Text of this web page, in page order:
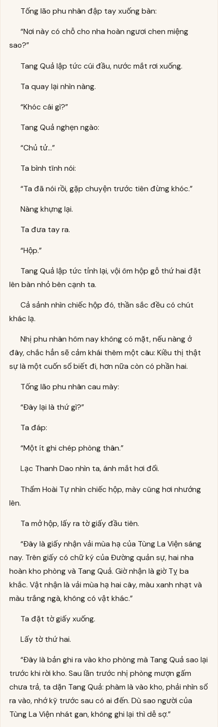
Tống lão phu nhân đập tay xuống bàn:
“Nơi này có chỗ cho nha hoàn ngươi chen miệng
sao?”
Tang Quả lập tức cúi đầu, nước mắt rơi xuống.
Ta quay lại nhìn nàng.
“Khóc cái gì?”
Tang Quả nghẹn ngào:
“Chủ tử…”
Ta bình tĩnh nói:
“Ta đã nói rồi, gặp chuyện trước tiên đừng khóc.”
Nàng khựng lại.
Ta đưa tay ra.
“Hộp.”
Tang Quả lập tức tỉnh lại, vội ôm hộp gỗ thứ hai đặt
lên bàn nhỏ bên cạnh ta.
Cả sảnh nhìn chiếc hộp đó, thần sắc đều có chút
khác lạ.
Nhị phu nhân hôm nay không có mặt, nếu nàng ở
đây, chắc hẳn sẽ cảm khái thêm một câu: Kiều thị thật
sự là một cuốn sổ biết đi, hơn nữa còn có phần hai.
Tống lão phu nhân cau mày:
“Đây lại là thứ gì?”
Ta đáp:
“Một ít ghi chép phòng thân.”
Lạc Thanh Dao nhìn ta, ánh mắt hơi đổi.
Thẩm Hoài Tự nhìn chiếc hộp, mày cũng hơi nhướng
lên.
Ta mở hộp, lấy ra tờ giấy đầu tiên.
“Đây là giấy nhận vải mùa hạ của Tùng La Viện sáng
nay. Trên giấy có chữ ký của Đường quản sự, hai nha
hoàn kho phòng và Tang Quả. Giờ nhận là giờ Tỵ ba
khắc. Vật nhận là vải mùa hạ hai cây, màu xanh nhạt và
màu trắng ngà, không có vật khác.”
Ta đặt tờ giấy xuống.
Lấy tờ thứ hai.
“Đây là bản ghi ra vào kho phòng mà Tang Quả sao lại
trước khi rời kho. Sau lần trước nhị phòng mượn gấm
chưa trả, ta dặn Tang Quả: phàm là vào kho, phải nhìn sổ
ra vào, nhớ kỹ trước sau có ai đến. Dù sao người của
Tùng La Viện nhát gan, không ghi lại thì dễ sợ.”